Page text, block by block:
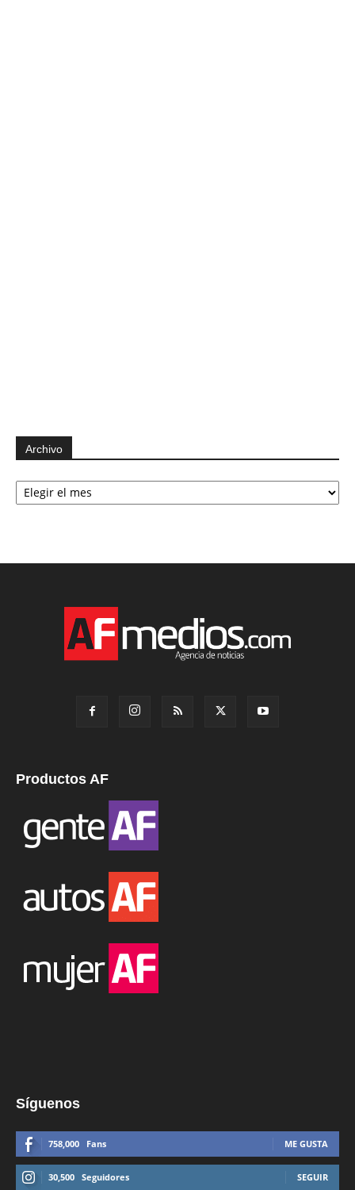
Archivo
Archivo
Productos AF
Síguenos
758,000 Fans ME GUSTA
30,500 Seguidores SEGUIR